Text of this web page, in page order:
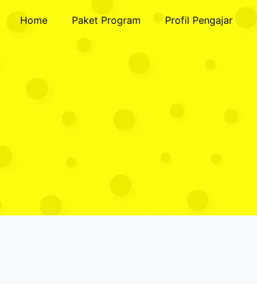
Home Paket Program Profil Pengajar